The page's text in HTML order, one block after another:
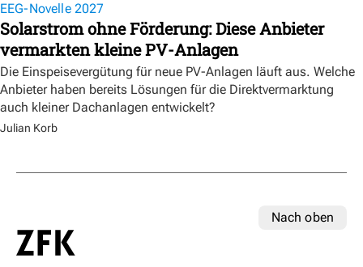
EEG-Novelle 2027
Solarstrom ohne Förderung: Diese Anbieter
vermarkten kleine PV-Anlagen
Die Einspeisevergütung für neue PV-Anlagen läuft aus. Welche
Anbieter haben bereits Lösungen für die Direktvermarktung
auch kleiner Dachanlagen entwickelt?
Julian Korb
Nach oben